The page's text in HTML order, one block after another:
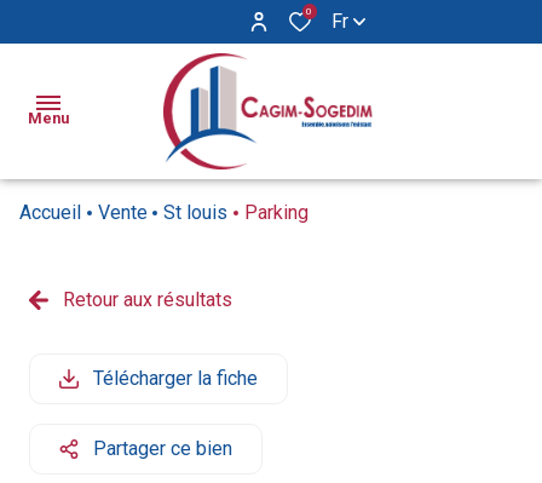
0 Fr
Menu
Appartements
Locations
Appartements
commerciaux
Vendus
Accueil Vente St louis Parking
Retour aux résultats
Télécharger la fiche
Partager ce bien